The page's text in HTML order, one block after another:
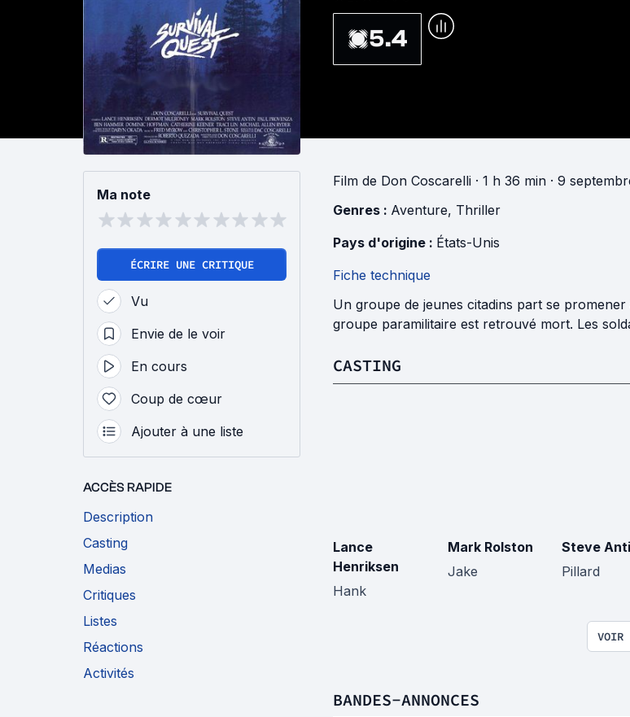
5.4
Ma note
ÉCRIRE UNE CRITIQUE
Vu
Envie de le voir
En cours
Coup de cœur
Ajouter à une liste
ACCÈS RAPIDE
Description
Casting
Medias
Critiques
Listes
Réactions
Activités
Film de Don Coscarelli · 1 h 36 min · 9
Genres : Aventure, Thriller
Pays d'origine : États-Unis
Fiche technique
Un groupe de jeunes citadins part se
groupe paramilitaire est retrouvé mort. Les
CASTING
Lance
Henriksen
Hank
Mark Rolston
Jake
Steve
Pillard
VOIR
BANDES-ANNONCES